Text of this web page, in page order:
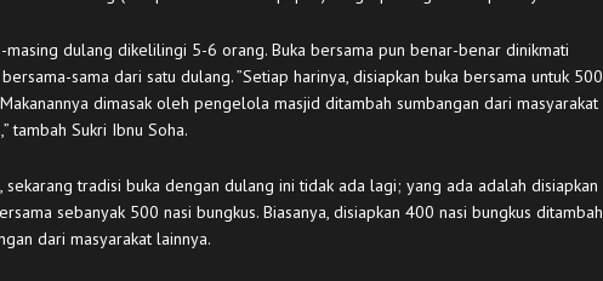
masing dulang dikelilingi 5-6 orang. Buka bersama pun benar-benar dinikmati
sama dari satu dulang. ”Setiap harinya, disiapkan buka bersama untuk 500
dimasak oleh pengelola masjid ditambah sumbangan dari masyarakat
tambah Sukri Ibnu Soha.
sekarang tradisi buka dengan dulang ini tidak ada lagi; yang ada adalah disiapkan
sebanyak 500 nasi bungkus. Biasanya, disiapkan 400 nasi bungkus ditambah
dari masyarakat lainnya.